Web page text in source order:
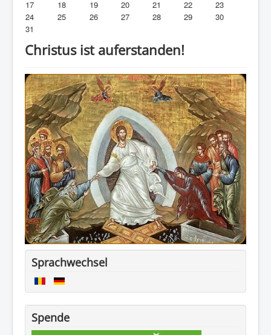
17
18 19 20 21 22
23
24
25 26 27 28 29
30
31
Christus ist auferstanden!
Sprachwechsel
Spende